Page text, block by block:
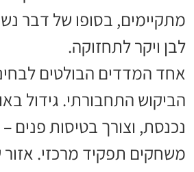
מתקיימים, בסופו של דבר
לבן ויקר לתחזוקה.
אחד המדדים הבולטים
הביקוש התחבורתי. גידול
נכנסת, וצורך בטיסות פנים
משחקים תפקיד מרכזי.